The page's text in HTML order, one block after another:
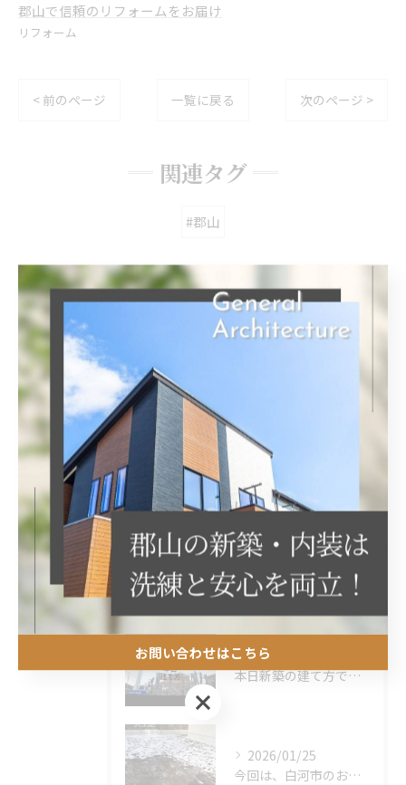
郡山で信頼のリフォームをお届け
リフォーム
< 前のページ 一覧に戻る 次のページ >
関連タグ
#郡山
Categories
屋根外壁
リノベーション
リフォーム
水回り
内装工事
最近の投稿 Recent Posts
2026/01/27
本日新築の建て方でした。
2026/01/25
今回は、白河市のお宅の外構工事のお仕事をさせていただきました...
お問い合わせはこちら
お問い合わせはこちら